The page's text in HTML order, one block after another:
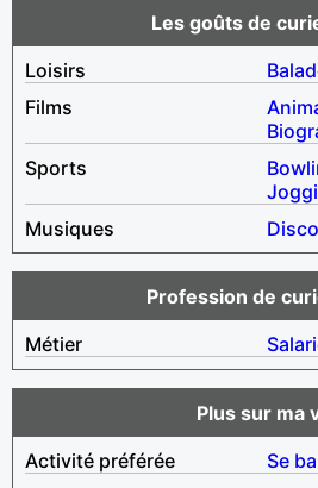
Les goûts de
Loisirs
Films
Sports
Musiques
Disco
Profession de
Métier
Plus sur ma
Activité préférée
Se